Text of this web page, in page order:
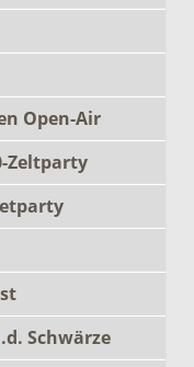
Open-Air
Zeltparty
Schwärze